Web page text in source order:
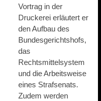
Vortrag in der
Druckerei erläutert er
den Aufbau des
Bundesgerichtshofs,
das
Rechtsmittelsystem
und die Arbeitsweise
eines Strafsenats.
Zudem werden